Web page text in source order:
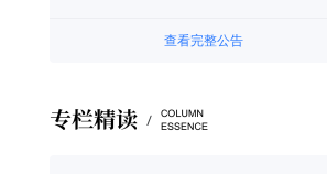
查看完整公告